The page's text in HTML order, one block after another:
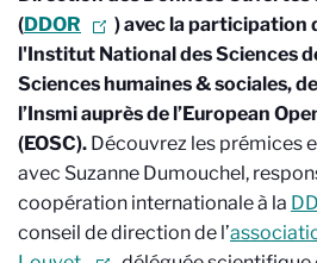
(DDOR
) avec la participation
l'Institut National des Sciences
Sciences humaines & sociales,
l’Insmi auprès de l’European
(EOSC). Découvrez les prémices
avec Suzanne Dumouchel,
coopération internationale à la
conseil de direction de l’